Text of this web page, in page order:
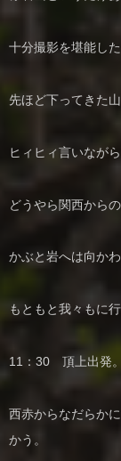
十分撮影を堪能し
先ほど下ってきた
ヒィヒィ言いなが
どうやら関西から
かぶと岩へは向か
もともと我々もに
11：30 頂上出発。
西赤からなだらか
かう。